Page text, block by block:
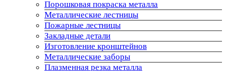
Порошковая покраска металла
Металлические лестницы
Пожарные лестницы
Закладные детали
Изготовление кронштейнов
Металлические заборы
Плазменная резка металла